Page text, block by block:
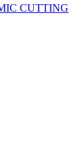
CUTTING